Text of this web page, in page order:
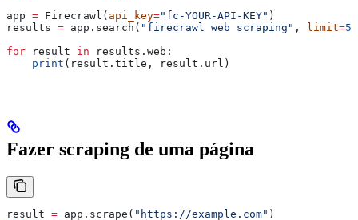
app = Firecrawl( api_key="fc-YOUR-API-KEY" )
results = app.search( "firecrawl web scraping" , limit=5
for result in results.web:
    print
(result.title, result.url)
Fazer scraping de uma página
result = app.scrape( "https://example.com" )